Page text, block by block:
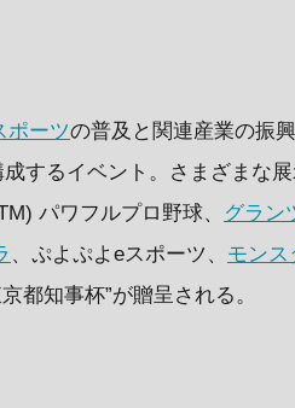
ポーツの普及と関連産業の振
するイベント。さまざまな
パワフルプロ野球、
グラン
、ぷよぷよeスポーツ、 モンス
都知事杯”が贈呈される。